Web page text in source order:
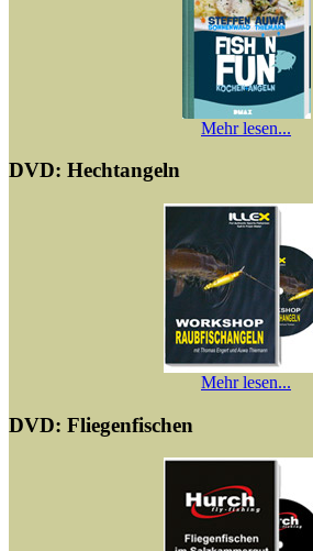
Mehr lesen...
DVD: Hechtangeln
Mehr lesen...
DVD: Fliegenfischen